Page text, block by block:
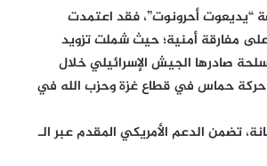
“يديعوت أحرونوت”، فقد اعتمدت
مفارقة أمنية؛ حيث شملت تزويد
صادرها الجيش الإسرائيلي خلال
حركة حماس في قطاع غزة وحزب الله في
تضمن الدعم الأمريكي المقدم عبر الـ